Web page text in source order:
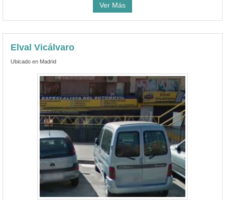
Ver Más
Elval Vicálvaro
Ubicado en Madrid